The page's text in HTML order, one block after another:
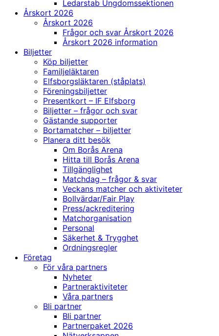
Ledarstab Ungdomssektionen
Årskort 2026
Årskort 2026
Frågor och svar Årskort 2026
Årskort 2026 information
Biljetter
Köp biljetter
Familjeläktaren
Elfsborgsläktaren (ståplats)
Föreningsbiljetter
Presentkort – IF Elfsborg
Biljetter – frågor och svar
Gästande supporter
Bortamatcher – biljetter
Planera ditt besök
Om Borås Arena
Hitta till Borås Arena
Tillgänglighet
Matchdag – frågor & svar
Veckans matcher och aktiviteter
Bollvärdar/Fair Play
Press/ackreditering
Matchorganisation
Personal
Säkerhet & Trygghet
Ordningsregler
Företag
För våra partners
Nyheter
Partneraktiviteter
Våra partners
Bli partner
Bli partner
Partnerpaket 2026